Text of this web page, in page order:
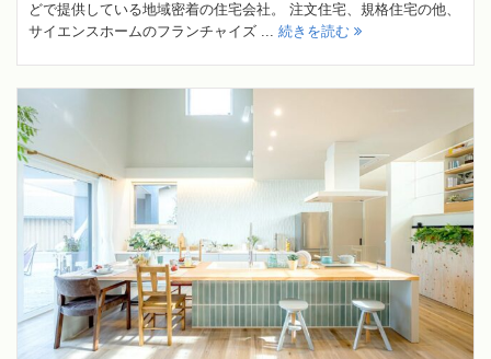
どで提供している地域密着の住宅会社。 注文住宅、規格住宅の他、
サイエンスホームのフランチャイズ ... 続きを読む